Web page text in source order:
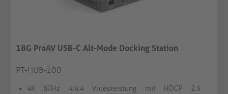
18G ProAV USB-C Alt-Mode Docking Station
PT-HUB-100
4K 60Hz 4:4:4 Videoleistung mit HDCP 2.3